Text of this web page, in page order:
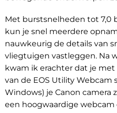
Met burstsnelheden tot 7,0
kun je snel meerdere
nauwkeurig de details van
vliegtuigen vastleggen. Na
kwam ik erachter dat je
van de EOS Utility Webcam
Windows) je Canon
een hoogwaardige webcam